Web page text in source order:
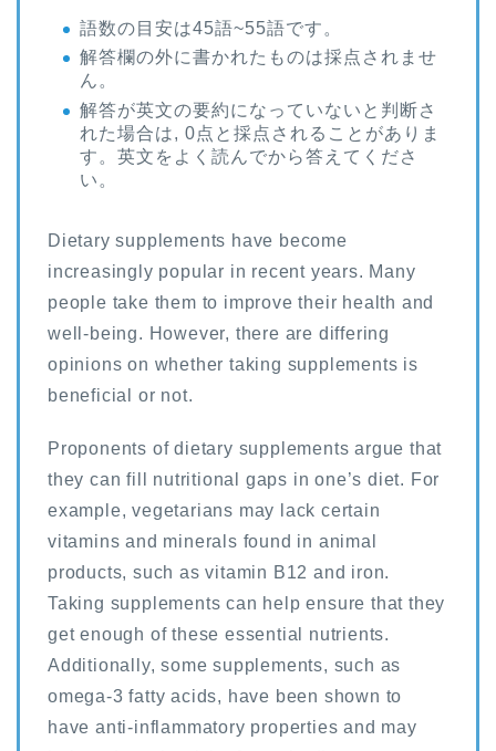
語数の目安は45語~55語です。
解答欄の外に書かれたものは採点されませ
ん。
解答が英文の要約になっていないと判断さ
れた場合は, 0点と採点されることがありま
す。英文をよく読んでから答えてくださ
い。
Dietary supplements have become
increasingly popular in recent years. Many
people take them to improve their health and
well-being. However, there are differing
opinions on whether taking supplements is
beneficial or not.
Proponents of dietary supplements argue that
they can fill nutritional gaps in one’s diet. For
example, vegetarians may lack certain
vitamins and minerals found in animal
products, such as vitamin B12 and iron.
Taking supplements can help ensure that they
get enough of these essential nutrients.
Additionally, some supplements, such as
omega-3 fatty acids, have been shown to
have anti-inflammatory properties and may